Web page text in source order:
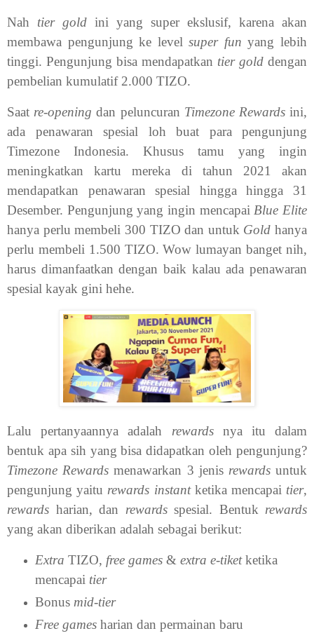
Nah tier gold ini yang super ekslusif, karena akan
membawa pengunjung ke levelsuper fun yang lebih
tinggi. Pengunjung bisa mendapatkan tier gold dengan
pembelian kumulatif 2.000 TIZO.
Saat re-opening dan peluncuran Timezone Rewardsini,
ada penawaran spesial loh buat para pengunjung
Timezone Indonesia. Khusus tamu yang ingin
meningkatkan kartu mereka di tahun 2021 akan
mendapatkan penawaran spesial hingga hingga 31
Desember. Pengunjung yang ingin mencapai Blue Elite
hanya perlu membeli 300 TIZO dan untuk Gold hanya
perlu membeli 1.500 TIZO. Wow lumayan banget nih,
harus dimanfaatkan dengan baik kalau ada penawaran
spesial kayak gini hehe.
Lalu pertanyaannya adalah rewards nya itu dalam
bentuk apa sih yang bisa didapatkan oleh pengunjung?
Timezone Rewardsmenawarkan 3 jenis rewardsuntuk
pengunjung yaitu rewards instantketika mencapai tier,
rewards harian, dan rewardsspesial. Bentuk rewards
yang akan diberikan adalah sebagai berikut:
Extra TIZO, free games& extra e-tiketketika
mencapai tier
Bonus mid-tier
Free gamesharian dan permainan baru